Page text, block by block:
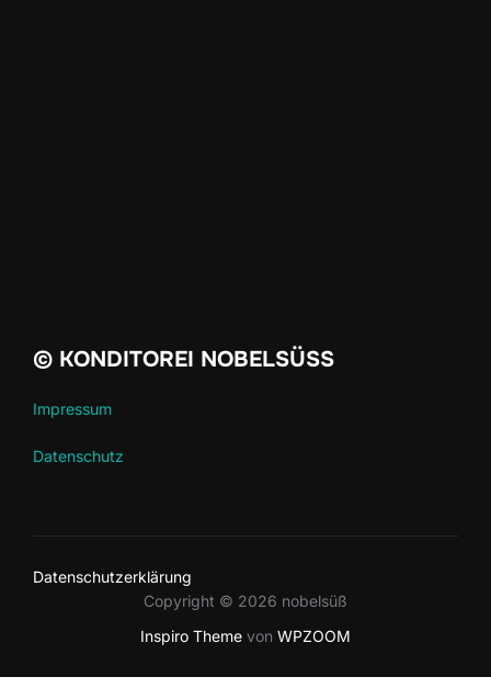
© KONDITOREI NOBELSÜSS
Impressum
Datenschutz
Datenschutzerklärung
Copyright © 2026 nobelsüß
Inspiro Theme von WPZOOM